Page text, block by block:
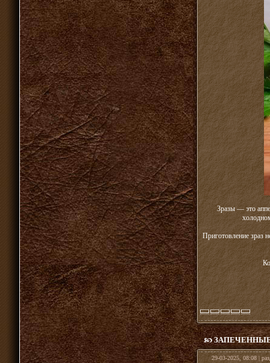
Зразы — это
Приготовление зраз
29-03-2025, 08:08 |